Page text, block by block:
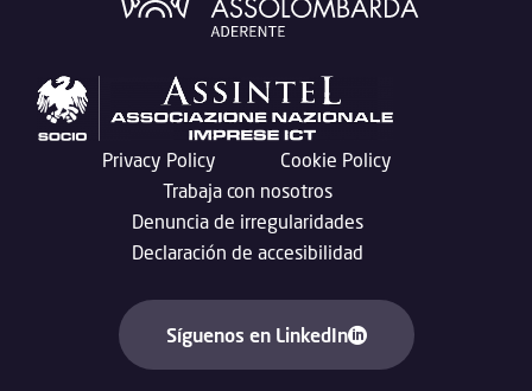
Privacy Policy
Cookie Policy
Trabaja con nosotros
Denuncia de irregularidades
Declaración de accesibilidad
Síguenos en LinkedIn